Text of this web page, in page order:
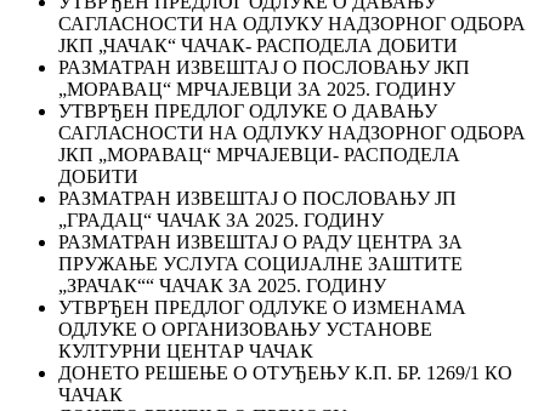
САГЛАСНОСТИ НА ОДЛУКУ НАДЗОРНОГ ОДБОРА
ЈКП „ЧАЧАК“ ЧАЧАК- РАСПОДЕЛА ДОБИТИ
РАЗМАТРАН ИЗВЕШТАЈ О ПОСЛОВАЊУ ЈКП
„МОРАВАЦ“ МРЧАЈЕВЦИ ЗА 2025. ГОДИНУ
УТВРЂЕН ПРЕДЛОГ ОДЛУКЕ О ДАВАЊУ
САГЛАСНОСТИ НА ОДЛУКУ НАДЗОРНОГ ОДБОРА
ЈКП „МОРАВАЦ“ МРЧАЈЕВЦИ- РАСПОДЕЛА
ДОБИТИ
РАЗМАТРАН ИЗВЕШТАЈ О ПОСЛОВАЊУ ЈП
„ГРАДАЦ“ ЧАЧАК ЗА 2025. ГОДИНУ
РАЗМАТРАН ИЗВЕШТАЈ О РАДУ ЦЕНТРА ЗА
ПРУЖАЊЕ УСЛУГА СОЦИЈАЛНЕ ЗАШТИТЕ
„ЗРАЧАК““ ЧАЧАК ЗА 2025. ГОДИНУ
УТВРЂЕН ПРЕДЛОГ ОДЛУКЕ О ИЗМЕНАМА
ОДЛУКЕ О ОРГАНИЗОВАЊУ УСТАНОВЕ
КУЛТУРНИ ЦЕНТАР ЧАЧАК
ДОНЕТО РЕШЕЊЕ О ОТУЂЕЊУ К.П. БР. 1269/1 КО
ЧАЧАК